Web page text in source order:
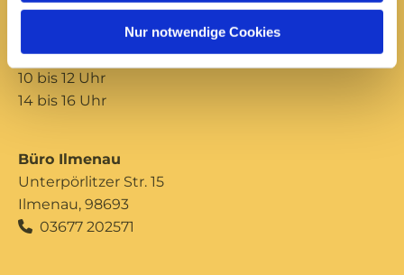
Nur notwendige Cookies
14 bis 16 Uhr
Donnerstag
10 bis 12 Uhr
14 bis 16 Uhr
Büro Ilmenau
Unterpörlitzer Str. 15
Ilmenau, 98693
 03677 202571